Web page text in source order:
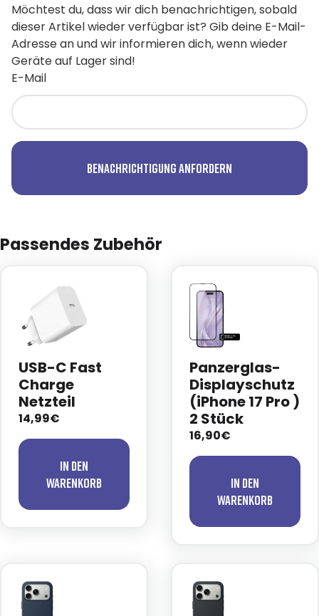
Möchtest du, dass wir dich benachrichtigen, sobald
dieser Artikel wieder verfügbar ist? Gib deine E-Mail-
Adresse an und wir informieren dich, wenn wieder
Geräte auf Lager sind!
E-Mail
Benachrichtigung anfordern
Passendes Zubehör
USB-C Fast
Charge
Netzteil
14,99€
In den
Warenkorb
Panzerglas-
Displayschutz
(iPhone 17 Pro )
2 Stück
16,90€
In den
Warenkorb